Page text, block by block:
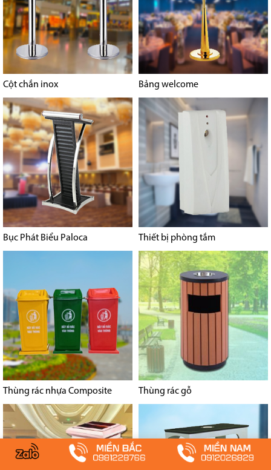
Cột chắn inox Bảng welcome
Bục Phát Biểu Paloca Thiết bị phòng tắm
Thùng rác nhựa Composite Thùng rác gỗ